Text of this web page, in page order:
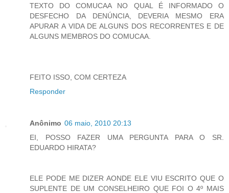
TEXTO DO COMUCAA NO QUAL É INFORMADO O
DESFECHO DA DENÚNCIA, DEVERIA MESMO ERA
APURAR A VIDA DE ALGUNS DOS RECORRENTES E DE
ALGUNS MEMBROS DO COMUCAA.
FEITO ISSO, COM CERTEZA
Responder
Anônimo 06 maio, 2010 20:13
EI, POSSO FAZER UMA PERGUNTA PARA O SR.
EDUARDO HIRATA?
ELE PODE ME DIZER AONDE ELE VIU ESCRITO QUE O
SUPLENTE DE UM CONSELHEIRO QUE FOI O 4º MAIS